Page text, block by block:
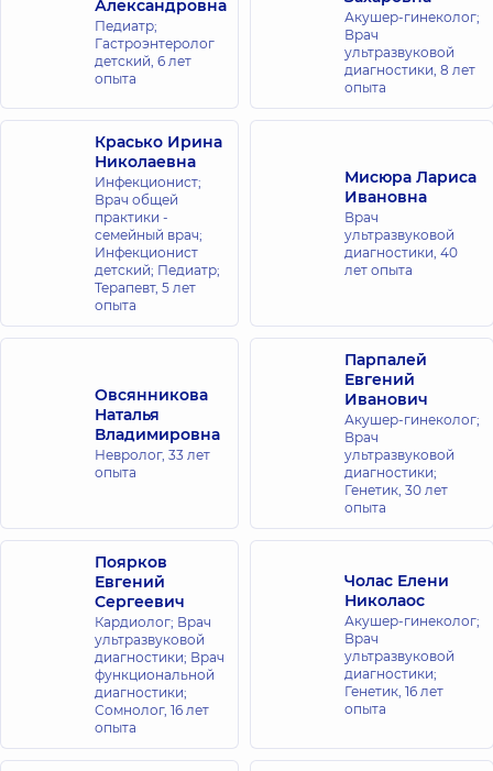
Александровна
Педиатр;
Гастроэнтеролог
детский, 6 лет
опыта
Акушер-гинеколог;
Врач
ультразвуковой
диагностики, 8 лет
опыта
Красько Ирина
Николаевна
Инфекционист;
Врач общей
практики -
семейный врач;
Инфекционист
детский; Педиатр;
Терапевт, 5 лет
опыта
Мисюра Лариса
Ивановна
Врач
ультразвуковой
диагностики, 40
лет опыта
Овсянникова
Наталья
Владимировна
Невролог, 33 лет
опыта
Парпалей
Евгений
Иванович
Акушер-гинеколог;
Врач
ультразвуковой
диагностики;
Генетик, 30 лет
опыта
Поярков
Евгений
Сергеевич
Кардиолог; Врач
ультразвуковой
диагностики; Врач
функциональной
диагностики;
Сомнолог, 16 лет
опыта
Чолас Елени
Николаос
Акушер-гинеколог;
Врач
ультразвуковой
диагностики;
Генетик, 16 лет
опыта